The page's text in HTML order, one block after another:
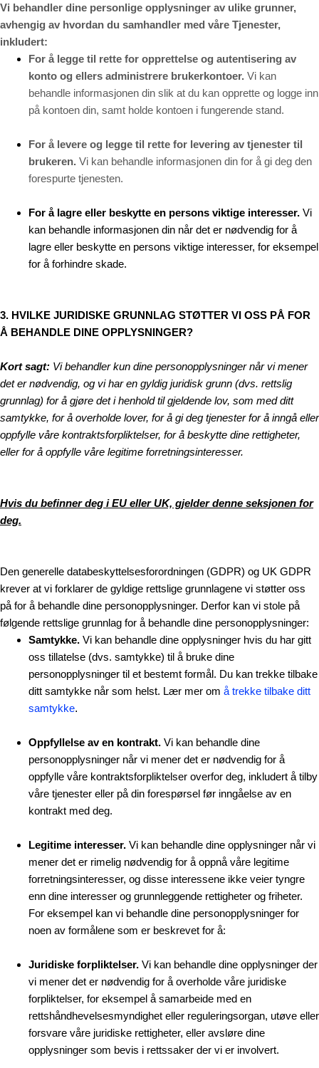
Vi behandler dine personlige opplysninger av ulike grunner,
avhengig av hvordan du samhandler med våre Tjenester,
inkludert:
For å legge til rette for opprettelse og autentisering av
konto og ellers administrere brukerkontoer. Vi kan
behandle informasjonen din slik at du kan opprette og logge inn
på kontoen din, samt holde kontoen i fungerende stand.
For å levere og legge til rette for levering av tjenester til
brukeren. Vi kan behandle informasjonen din for å gi deg den
forespurte tjenesten.
For å lagre eller beskytte en persons viktige interesser. Vi
kan behandle informasjonen din når det er nødvendig for å
lagre eller beskytte en persons viktige interesser, for eksempel
for å forhindre skade.
3. HVILKE JURIDISKE GRUNNLAG STØTTER VI OSS PÅ FOR
Å BEHANDLE DINE OPPLYSNINGER?
Kort sagt: Vi behandler kun dine personopplysninger når vi mener
det er nødvendig, og vi har en gyldig juridisk grunn (dvs. rettslig
grunnlag) for å gjøre det i henhold til gjeldende lov, som med ditt
samtykke, for å overholde lover, for å gi deg tjenester for å inngå eller
oppfylle våre kontraktsforpliktelser, for å beskytte dine rettigheter,
eller for å oppfylle våre legitime forretningsinteresser.
Hvis du befinner deg i EU eller UK, gjelder denne seksjonen for
deg.
Den generelle databeskyttelsesforordningen (GDPR) og UK GDPR
krever at vi forklarer de gyldige rettslige grunnlagene vi støtter oss
på for å behandle dine personopplysninger. Derfor kan vi stole på
følgende rettslige grunnlag for å behandle dine personopplysninger:
Samtykke. Vi kan behandle dine opplysninger hvis du har gitt
oss tillatelse (dvs. samtykke) til å bruke dine
personopplysninger til et bestemt formål. Du kan trekke tilbake
ditt samtykke når som helst. Lær mer om å trekke tilbake ditt
samtykke.
Oppfyllelse av en kontrakt. Vi kan behandle dine
personopplysninger når vi mener det er nødvendig for å
oppfylle våre kontraktsforpliktelser overfor deg, inkludert å tilby
våre tjenester eller på din forespørsel før inngåelse av en
kontrakt med deg.
Legitime interesser. Vi kan behandle dine opplysninger når vi
mener det er rimelig nødvendig for å oppnå våre legitime
forretningsinteresser, og disse interessene ikke veier tyngre
enn dine interesser og grunnleggende rettigheter og friheter.
For eksempel kan vi behandle dine personopplysninger for
noen av formålene som er beskrevet for å:
Juridiske forpliktelser. Vi kan behandle dine opplysninger der
vi mener det er nødvendig for å overholde våre juridiske
forpliktelser, for eksempel å samarbeide med en
rettshåndhevelsesmyndighet eller reguleringsorgan, utøve eller
forsvare våre juridiske rettigheter, eller avsløre dine
opplysninger som bevis i rettssaker der vi er involvert.